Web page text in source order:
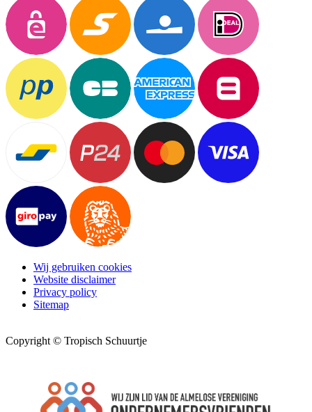
Wij gebruiken cookies
Website disclaimer
Privacy policy
Sitemap
Copyright © Tropisch Schuurtje